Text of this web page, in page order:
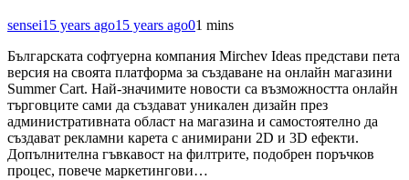
sensei15 years ago15 years ago01 mins
Българската софтуерна компания Mirchev Ideas представи пета
версия на своята платформа за създаване на онлайн магазини
Summer Cart. Най-значимите новости са възможността онлайн
търговците сами да създават уникален дизайн през
административната област на магазина и самостоятелно да
създават рекламни карета с анимирани 2D и 3D ефекти.
Допълнителна гъвкавост на филтрите, подобрен поръчков
процес, повече маркетингови…